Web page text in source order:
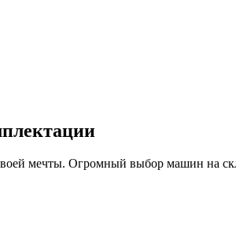
мечты. Огромный выбор машин на